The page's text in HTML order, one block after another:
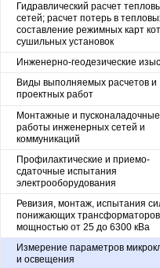
Гидравлический расчет
сетей; расчет потерь в
составление режимных карт
сушильных установок
Инженерно-геодезические
Виды выполняемых расчетов и
проектных работ
Монтажные и пусконаладочные
работы инженерных сетей и
коммуникаций
Профилактические и приемо-
сдаточные испытания
электрооборудования
Ревизия, монтаж, испытания
понижающих трансформаторов
мощностью от 25 до 6300 кВа
Измерение параметров
и освещения